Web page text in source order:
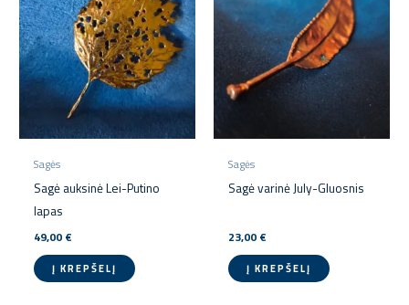
Sagės
Sagė auksinė Lei-Putino
lapas
49,00 €
Į KREPŠELĮ
Sagės
Sagė varinė July-Gluosnis
23,00 €
Į KREPŠELĮ